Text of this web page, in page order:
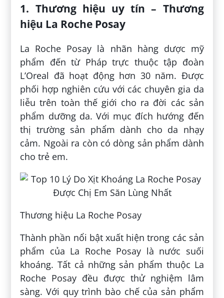
1. Thương hiệu uy tín – Thương
hiệu La Roche Posay
La Roche Posay là nhãn hàng dược mỹ
phẩm đến từ Pháp trực thuộc tập đoàn
L’Oreal đã hoạt động hơn 30 năm. Được
phối hợp nghiên cứu với các chuyên gia da
liễu trên toàn thế giới cho ra đời các sản
phẩm dưỡng da. Với mục đích hướng đến
thị trường sản phẩm dành cho da nhạy
cảm. Ngoài ra còn có dòng sản phẩm dành
cho trẻ em.
Thương hiệu La Roche Posay
Thành phần nổi bật xuất hiện trong các sản
phẩm của La Roche Posay là nước suối
khoáng. Tất cả những sản phẩm thuộc La
Roche Posay đều được thử nghiệm lâm
sàng. Với quy trình bào chế của sản phẩm